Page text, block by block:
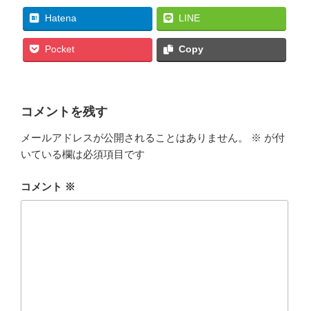
Hatena LINE
Pocket Copy
コメントを残す
メールアドレスが公開されることはありません。 ※ が付
いている欄は必須項目です
コメント ※